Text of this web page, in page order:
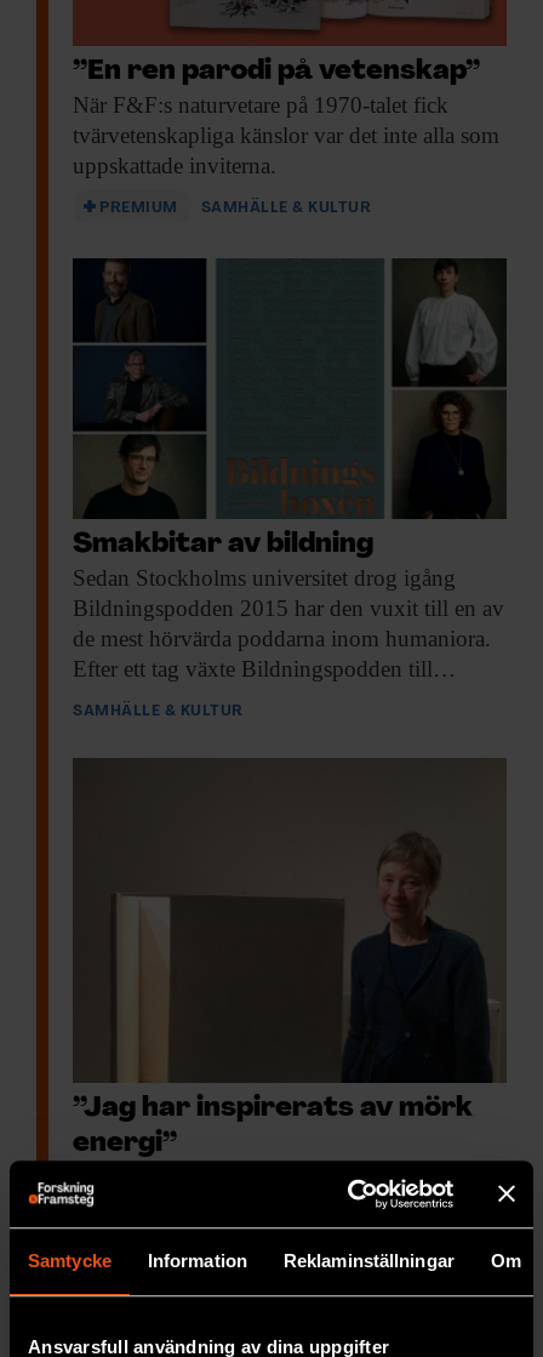
Samtycke Information Reklaminställningar Om
Ansvarsfull användning av dina uppgifter
”En ren parodi på vetenskap”
När F&F:s naturvetare på 1970-talet fick
tvärvetenskapliga känslor var det inte alla som
uppskattade inviterna.
PREMIUM SAMHÄLLE & KULTUR
Smakbitar av bildning
Sedan Stockholms universitet drog igång
Bildningspodden 2015 har den vuxit till en av
de mest hörvärda poddarna inom humaniora.
Efter ett tag växte Bildningspodden till…
SAMHÄLLE & KULTUR
”Jag har inspirerats av mörk
energi”
Inre & yttre
rymden – vårt universum
expanderar, det är titeln på en utställning som
öppnade vid Edsviks konsthall i Sollentuna i
helgen. Där möts konst och vetenskap.